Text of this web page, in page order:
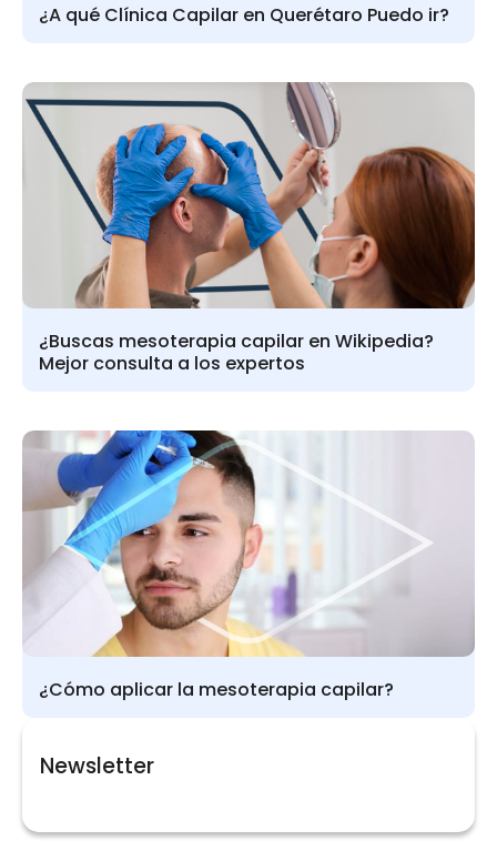
¿A qué Clínica Capilar en Querétaro Puedo ir?
¿Buscas mesoterapia capilar en Wikipedia?
Mejor consulta a los expertos
¿Cómo aplicar la mesoterapia capilar?
Newsletter